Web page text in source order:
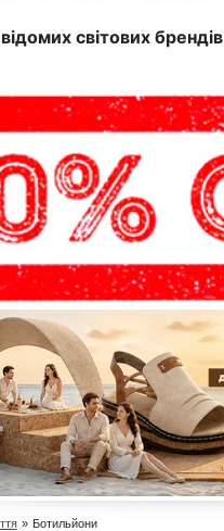
світових
» Ботильйони